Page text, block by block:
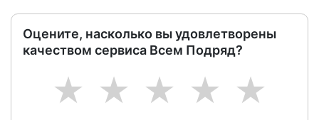
Оцените, насколько вы удовлетворены
качеством сервиса Всем Подряд?
5
4
3
2
1